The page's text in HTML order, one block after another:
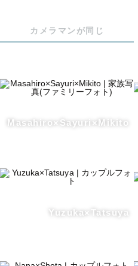
カメラマンが同じ
Masahiro×Sayuri×Mikito
Yuzuka×Tatsuya